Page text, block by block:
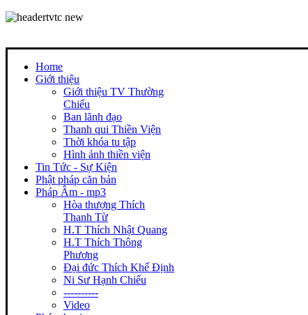
Home
Giới thiệu
Giới thiệu TV Thường
Chiếu
Ban lãnh đạo
Thanh qui Thiền Viện
Thời khóa tu tập
Hình ảnh thiền viện
Tin Tức - Sự Kiện
Phật pháp căn bản
Pháp Âm - mp3
Hòa thượng Thích
Thanh Từ
H.T Thích Nhật Quang
H.T Thích Thông
Phương
Đại đức Thích Khế Định
Ni Sư Hạnh Chiếu
----------
Video